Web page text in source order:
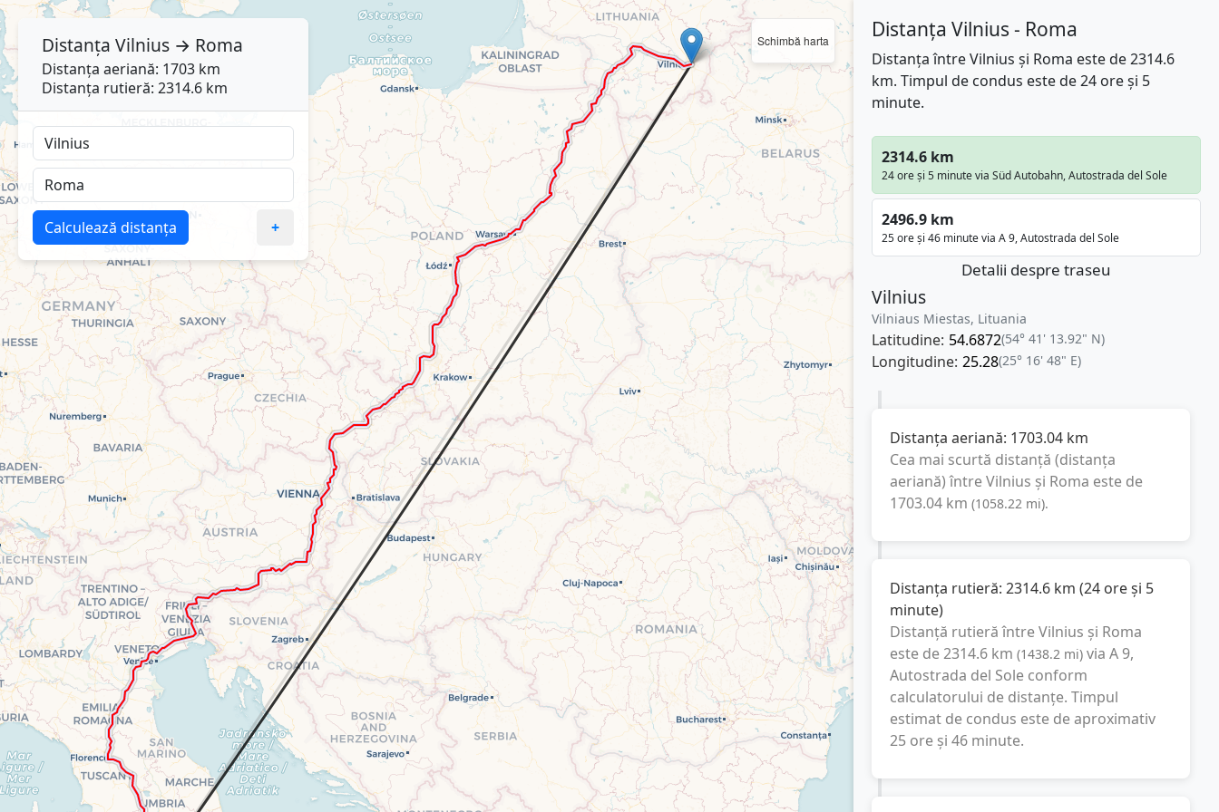
Schimbă harta Distanța Vilnius - Roma
Distanța între Vilnius și Roma este de 2314.6
km. Timpul de condus este de 24 ore și 5
minute.
2314.6 km
24 ore și 5 minute via Süd Autobahn, Autostrada del Sole
2496.9 km
25 ore și 46 minute via A 9, Autostrada del Sole
Detalii despre traseu
Vilnius
Vilniaus Miestas, Lituania
Latitudine: 54.6872(54° 41' 13.92" N)
Longitudine: 25.28(25° 16' 48" E)
Distanța aeriană: 1703.04 km
Cea mai scurtă distanță (distanța
aeriană) întreVilnius și Roma este de
1703.04 km (1058.22 mi).
Distanța rutieră: 2314.6 km (24 ore și 5
minute)
Distanță rutieră întreVilnius și Roma
este de2314.6 km (1438.2 mi) via A 9,
Autostrada del Soleconform
calculatorului de distanțe. Timpul
estimat de condus este de aproximativ
25 ore și 46 minute.
Distanța Vilnius → Roma
Distanța aeriană: 1703 km
Distanța rutieră: 2314.6 km
Calculează distanța +